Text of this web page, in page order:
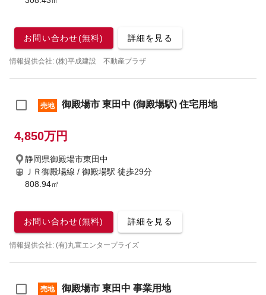
お問い合わせ(無料) 詳細を見る
情報提供会社: (株)平成建設 不動産プラザ
売地 御殿場市 東田中 (御殿場駅) 住宅用地
4,850万円
静岡県御殿場市東田中
ＪＲ御殿場線 / 御殿場駅 徒歩29分
808.94㎡
お問い合わせ(無料) 詳細を見る
情報提供会社: (有)丸宣エンタープライズ
売地 御殿場市 東田中 事業用地